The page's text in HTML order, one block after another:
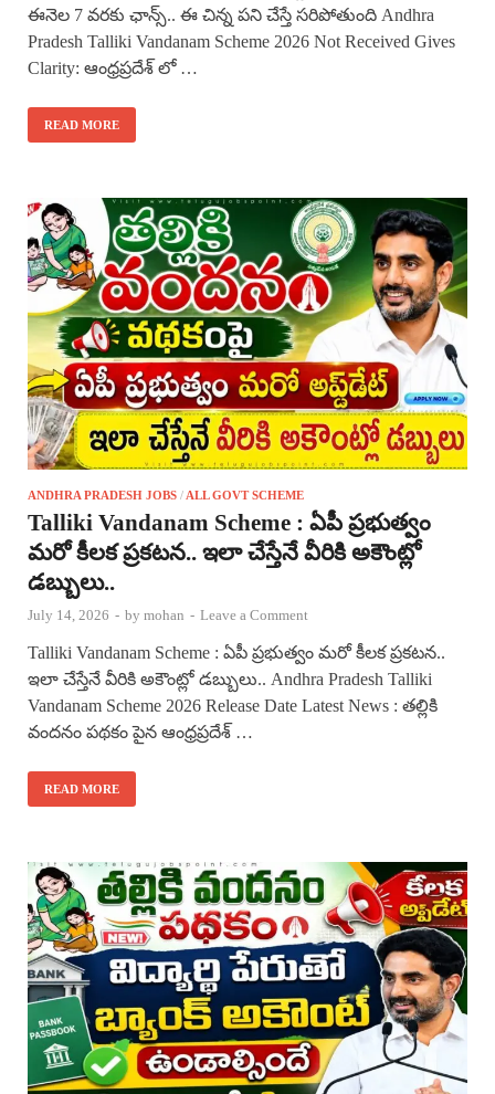
ఈనెల 7 వరకు ఛాన్స్.. ఈ చిన్న పని చేస్తే సరిపోతుంది Andhra
Pradesh Talliki Vandanam Scheme 2026 Not Received Gives
Clarity: ఆంధ్రప్రదేశ్ లో …
READ MORE
ANDHRA PRADESH JOBS / ALL GOVT SCHEME
Talliki Vandanam Scheme : ఏపీ ప్రభుత్వం
మరో కీలక ప్రకటన.. ఇలా చేస్తేనే వీరికి అకౌంట్లో
డబ్బులు..
July 14, 2026 - by mohan - Leave a Comment
Talliki Vandanam Scheme : ఏపీ ప్రభుత్వం మరో కీలక ప్రకటన..
ఇలా చేస్తేనే వీరికి అకౌంట్లో డబ్బులు.. Andhra Pradesh Talliki
Vandanam Scheme 2026 Release Date Latest News : తల్లికి
వందనం పథకం పైన ఆంధ్రప్రదేశ్ …
READ MORE